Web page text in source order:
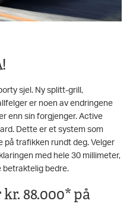
sjel. Ny splitt-grill,
er noen av endringene
enn sin forgjenger. Active
Dette er et system som
på trafikken rundt deg. Velger
med hele 30 millimeter,
betraktelig bedre.
88.000* på